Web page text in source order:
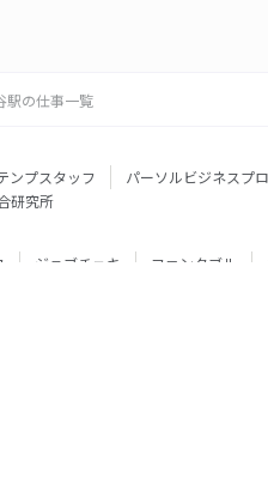
駅の仕事一覧
ンプスタッフ パーソルビジネスプ
研究所
ジョブチェキ ファンタブル